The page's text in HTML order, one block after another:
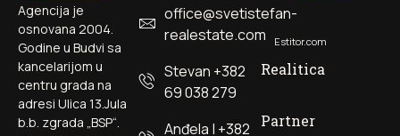
Estitor.com
Realitica
Partner
office@svetistefan-
realestate.com
Stevan +382
69 038 279
Anđela | +382
Agencija je
osnovana 2004.
Godine u Budvi sa
kancelarijom u
centru grada na
adresi Ulica 13.Jula
b.b. zgrada „BSP“.